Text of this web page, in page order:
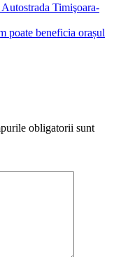
Autostrada Timişoara-
poate beneficia orașul
obligatorii sunt